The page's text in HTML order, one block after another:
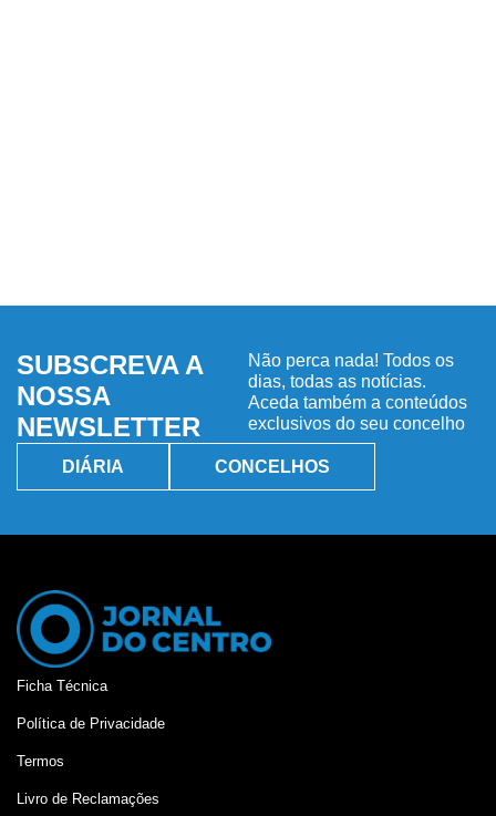
SUBSCREVA A
NOSSA
NEWSLETTER
Não perca nada! Todos os
dias, todas as notícias.
Aceda também a conteúdos
exclusivos do seu concelho
DIÁRIA CONCELHOS
Ficha Técnica
Política de Privacidade
Termos
Livro de Reclamações